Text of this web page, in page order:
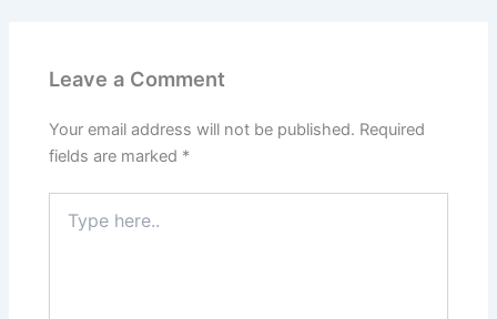
Leave a Comment
Your email address will not be published. Required
fields are marked *
here..